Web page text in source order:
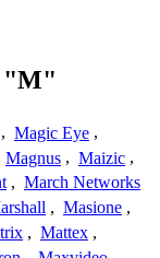
"M"
, Magic Eye ,
Magnus , Maizic ,
, March Networks
, Masione ,
, Mattex ,